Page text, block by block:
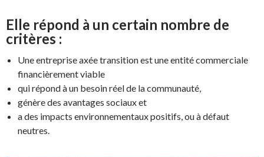
Elle répond à un certain nombre de
critères :
Une entreprise axée transition est une entité commerciale
financièrement viable
qui répond à un besoin réel de la communauté,
génère des avantages sociaux et
a des impacts environnementaux positifs, ou à défaut
neutres.